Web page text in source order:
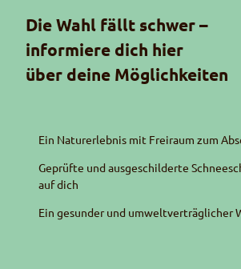
Die Wahl fällt schwer –
informiere dich hier
über deine Möglichkeiten
Ein Naturerlebnis mit Freiraum zum
Geprüfte und ausgeschilderte
auf dich
Ein gesunder und umweltverträglicher